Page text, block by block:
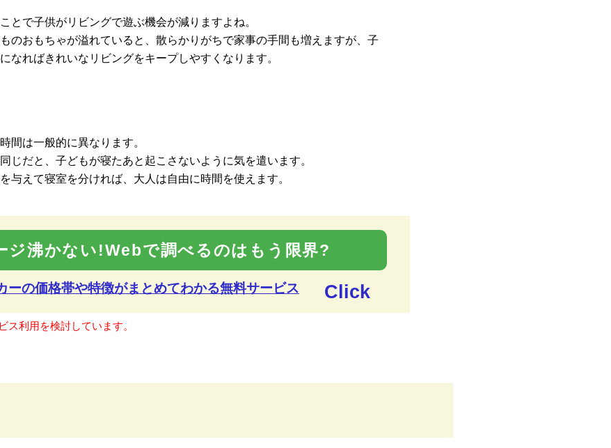
とで子供がリビングで遊ぶ機会が減りますよね。
のおもちゃが溢れていると、散らかりがちで家事の手間も増えますが、子
なればきれいなリビングをキープしやすくなります。
間は一般的に異なります。
じだと、子どもが寝たあと起こさないように気を遣います。
与えて寝室を分ければ、大人は自由に時間を使えます。
ジ沸かない!Webで調べるのはもう限界?
ーの価格帯や特徴がまとめてわかる無料サービス Click
利用を検討しています。